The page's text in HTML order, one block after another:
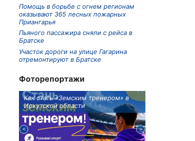
Помощь в борьбе с огнем регионам
оказывают 365 лесных пожарных
Приангарья
Пьяного пассажира сняли с рейса в
Братске
Участок дороги на улице Гагарина
отремонтируют в Братске
Фоторепортажи
Как стать «Земским тренером» в
Иркутской области